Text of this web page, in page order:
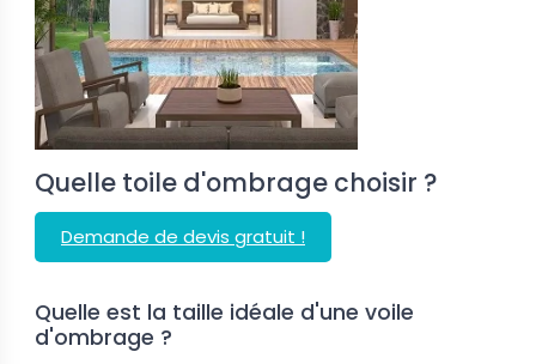
Quelle toile d'ombrage choisir ?
Demande de devis gratuit !
Quelle est la taille idéale d'une voile
d'ombrage ?